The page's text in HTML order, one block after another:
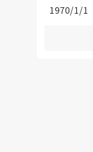
1970/1/1